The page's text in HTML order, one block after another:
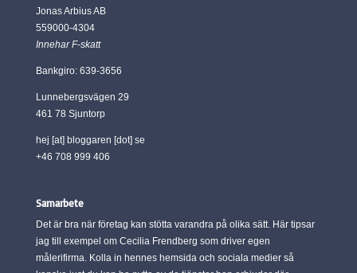
Jonas Arbius AB
559000-4304
Innehar F-skatt
Bankgiro: 639-3656
Lunnebergsvägen 29
461 78 Sjuntorp
hej [at] bloggaren [dot] se
+46 708 999 406
Samarbete
Det är bra när företag kan stötta varandra på olika sätt. Här tipsar
jag till exempel om Cecilia Frendberg som driver egen
målerifirma. Kolla in hennes hemsida och sociala medier så